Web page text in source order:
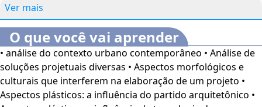
materiais, a influência das novas tecnologias e a definição
de um partido arquitetônico adequado são fundamentais
para criar espaços que se integrem harmoniosamente ao
seu contexto e promovam aqualidade de vida urbana.A
metodologia projetual, que envolve etapas como o
anteprojeto e o desenvolvimento colaborativo entre
arquitetos, engenheiros e urbanistas, orienta a criação de
Ver mais
O que você vai aprender
• análise do contexto urbano contemporâneo • Análise de
soluções projetuais diversas • Aspectos morfológicos e
culturais que interferem na elaboração de um projeto •
Aspectos plásticos: a influência do partido arquitetônico •